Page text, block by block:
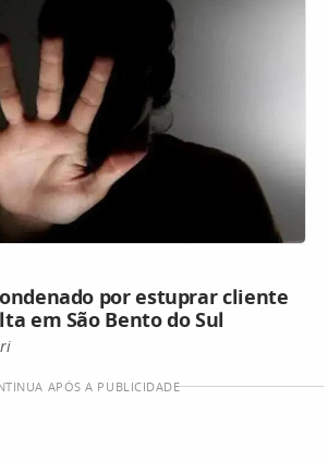
por estuprar cliente
em São Bento do Sul
APÓS A PUBLICIDADE